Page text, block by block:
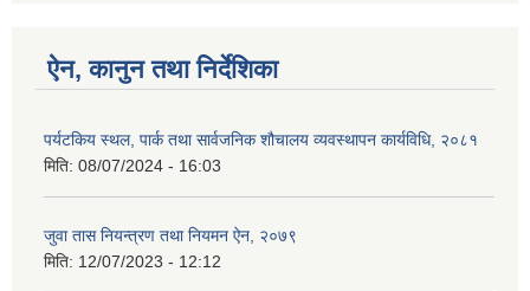
ऐन, कानुन तथा निर्देशिका
पर्यटकिय स्थल, पार्क तथा सार्वजनिक शौचालय व्यवस्थापन कार्यविधि, २०८१
मिति: 08/07/2024 - 16:03
जुवा तास नियन्त्रण तथा नियमन ऐन, २०७९
मिति: 12/07/2023 - 12:12